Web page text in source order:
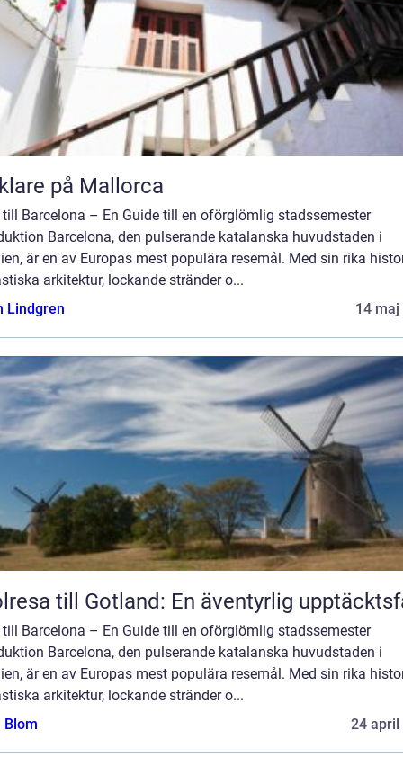
på Mallorca
till Barcelona – En Guide till en oförglömlig stadssemester
Barcelona, den pulserande katalanska huvudstaden i
är en av Europas mest populära resemål. Med sin rika
arkitektur, lockande stränder o...
Lindgren
14 maj
till Gotland: En äventyrlig
till Barcelona – En Guide till en oförglömlig stadssemester
Barcelona, den pulserande katalanska huvudstaden i
är en av Europas mest populära resemål. Med sin rika
arkitektur, lockande stränder o...
Blom
24 april